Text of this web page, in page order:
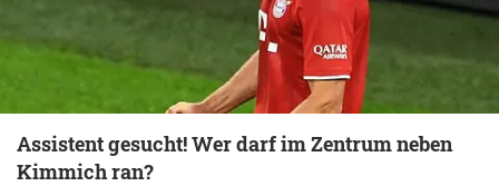
Assistent gesucht! Wer darf im Zentrum neben
Kimmich ran?